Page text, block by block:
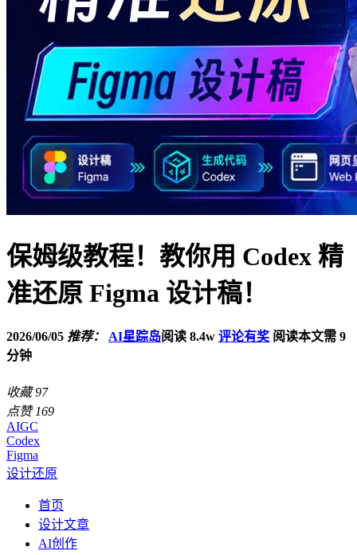
保姆级教程！教你用 Codex 精
准还原 Figma 设计稿！
2026/06/05 推荐： AI星踪岛阅读 8.4w 评论有奖 阅读本文需 9
分钟
收藏 97
点赞 169
AIGC
Codex
Figma
设计还原
首页
设计文章
AI创作